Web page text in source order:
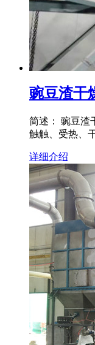
豌豆渣干
简述： 豌豆渣
触触、受热、
详细介绍